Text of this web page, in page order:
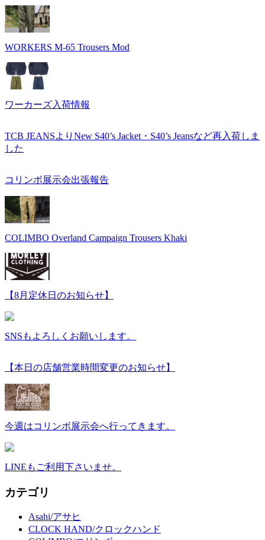
WORKERS M-65 Trousers Mod
ワーカーズ入荷情報
TCB JEANSよりNew S40’s Jacket・S40’s Jeansなど再入荷しま
した
コリンボ展示会出張報告
COLIMBO Overland Campaign Trousers Khaki
【8月定休日のお知らせ】
SNSもよろしくお願いします。
【本日の店舗営業時間変更のお知らせ】
今週はコリンボ展示会へ行ってきます。
LINEもご利用下さいませ。
カテゴリ
Asahi/アサヒ
CLOCK HAND/クロックハンド